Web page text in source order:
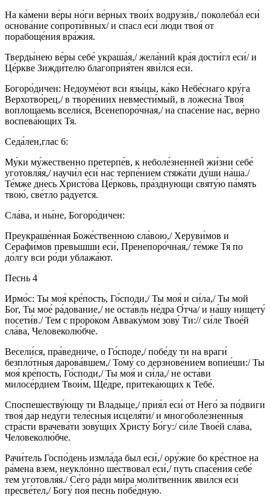
На ка́мени ве́ры но́ги ве́рных твои́х водрузи́в,/ поколеба́л еси́
основа́ние сопроти́вных/ и спасл еси́ лю́ди твоя́ от
порабоще́ния вра́жия.
Тверды́нею ве́ры себе́ украша́я,/ жела́ний кра́я дости́гл еси́/ и
Це́ркве Зижди́телю благоприя́тен яви́лся еси́.
Богоро́дичен: Недоуме́ют вси язы́цы, ка́ко Небе́снаго кру́га
Верхотво́рец,/ в творе́ниих невмести́мый, в ложесна́ Твоя́
воплощаемь всели́ся, Всенепоро́чная,/ на спасе́ние нас, ве́рно
воспева́ющих Тя.
Седа́лен,глас 6:
Му́ки му́жественно претерпе́в, к неболе́зненней жи́зни себе́
уготовля́я,/ научи́л еси́ нас терпе́нием стяжа́ти ду́ши на́ша./
Те́мже днесь Христо́ва Це́рковь, пра́зднующи святу́ю па́мять
твою́, све́тло ра́дуется.
Сла́ва, и ны́не, Богоро́дичен:
Преукраше́нная Боже́ственною сла́вою,/ Херуви́мов и
Серафи́мов превышши еси́, Пренепоро́чная,/ те́мже Тя по
до́лгу вси ро́ди ублажа́ют.
Песнь 4
Ирмо́с: Ты моя́ кре́пость, Го́споди,/ Ты моя́ и си́ла,/ Ты мой
Бог, Ты мое́ ра́дование,/ не оста́вль не́дра О́тча/ и на́шу нищету́
посети́в./ Тем с проро́ком Авваку́мом зову́ Ти:// си́ле Твое́й
сла́ва, Человеколю́бче.
Весели́ся, пра́ведниче, о Го́споде,/ побе́ду ти на враги́
безпло́тныя дарова́вшем,/ Тому́ со дерзнове́нием вопие́ши:/ Ты
моя́ кре́пость, Го́споди,/ Ты моя́ и си́ла,/ не оста́ви
милосе́рдием Твои́м, Ще́дре, притека́ющих к Тебе́.
Споспешеству́ющу ти Владыце,/ прия́л еси́ от Него́ за по́двиги
твоя́ дар неду́ги теле́сныя исцеля́ти/ и многоболе́зненныя
стра́сти врачева́ти зову́щих Христу́ Бо́гу:/ си́ле Твое́й сла́ва,
Человеколю́бче.
Рачи́тель Госпо́день измла́да был еси́,/ ору́жие бо кре́стное на
ра́мена взем, неукло́нно ше́ствовал еси́,/ путь спасе́ния себе́
тем уготовля́я./ Се́го ра́ди ми́ра моли́твенник яви́лся еси́
пресве́тел,/ Богу́ поя́ песнь побе́дную.